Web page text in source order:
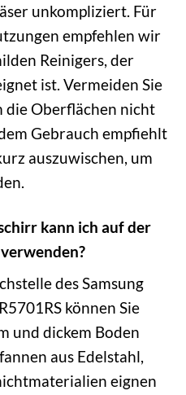
unkompliziert. Für
empfehlen wir
Reinigers, der
ist. Vermeiden Sie
die Oberflächen nicht
Gebrauch empfiehlt
auszuwischen, um
kann ich auf der
des Samsung
können Sie
und dickem Boden
aus Edelstahl,
eignen